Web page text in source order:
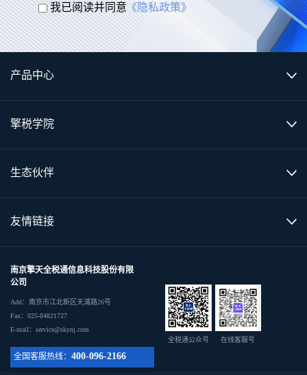
我已阅读并同意《隐私政策》
产品中心
擎税学院
生态伙伴
友情链接
南京擎天全税通信息科技股份有限
公司
Add：南京市江北新区天浦路26号
Fax：025-84821727
E-mail：service@skynj.com
全国客服热线： 400-096-2166
全税通公众号 在线客服号